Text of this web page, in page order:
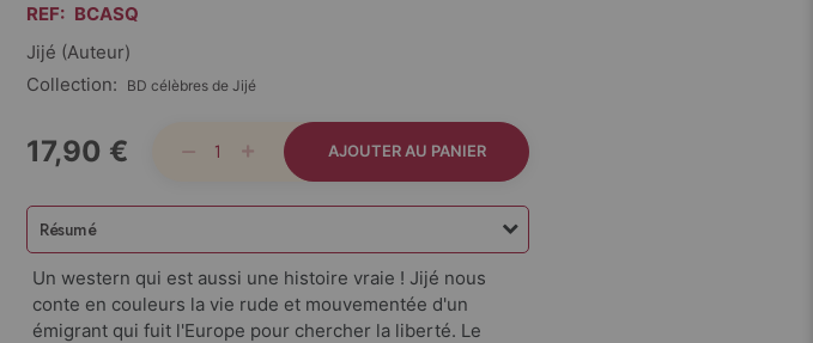
REF: BCASQ
Jijé (auteur)
Collection:
BD célèbres de Jijé
17,90 € AJOUTER AU PANIER
Résumé
Un western qui est aussi une histoire vraie ! Jijé nous
conte en couleurs la vie rude et mouvementée d'un
émigrant qui fuit l'Europe pour chercher la liberté. Le